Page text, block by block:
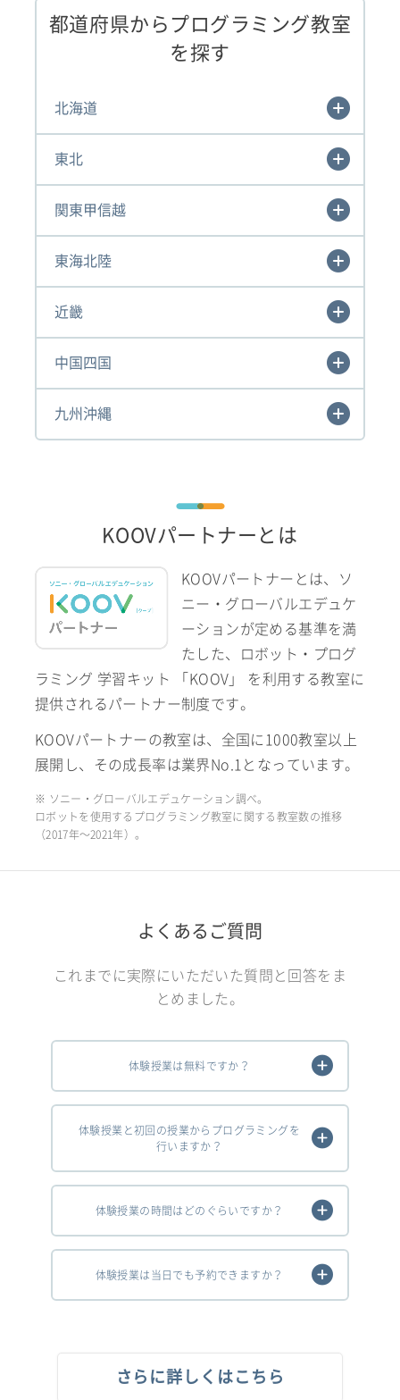
都道府県からプログラミング教室
を探す
北海道
東北
関東甲信越
東海北陸
近畿
中国四国
九州沖縄
KOOVパートナーとは
KOOVパートナーとは、ソ
ニー・グローバルエデュケ
ーションが定める基準を満
たした、ロボット・プログ
ラミング 学習キット 「KOOV」 を利用する教室に
提供されるパートナー制度です。
KOOVパートナーの教室は、全国に1000教室以上
展開し、その成長率は業界No.1となっています。
※ ソニー・グローバルエデュケーション調べ。
ロボットを使用するプログラミング教室に関する教室数の推移
（2017年〜2021年）。
よくあるご質問
これまでに実際にいただいた質問と回答をま
とめました。
体験授業は無料ですか？
体験授業と初回の授業からプログラミングを
行いますか？
体験授業の時間はどのぐらいですか？
体験授業は当日でも予約できますか？
さらに詳しくはこちら